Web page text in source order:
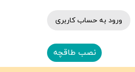
ورود به حساب کاربری
نصب طاقچه